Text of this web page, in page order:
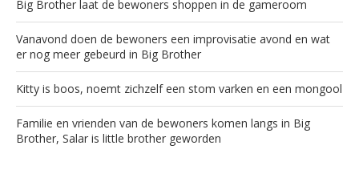
Big Brother laat de bewoners shoppen in de gameroom
Vanavond doen de bewoners een improvisatie avond en wat
er nog meer gebeurd in Big Brother
Kitty is boos, noemt zichzelf een stom varken en een mongool
Familie en vrienden van de bewoners komen langs in Big
Brother, Salar is little brother geworden